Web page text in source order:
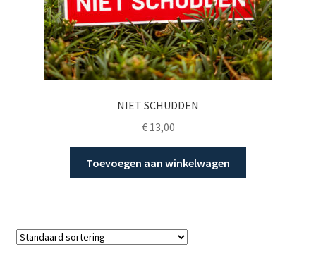
NIET SCHUDDEN
€13,00
Toevoegen aan winkelwagen